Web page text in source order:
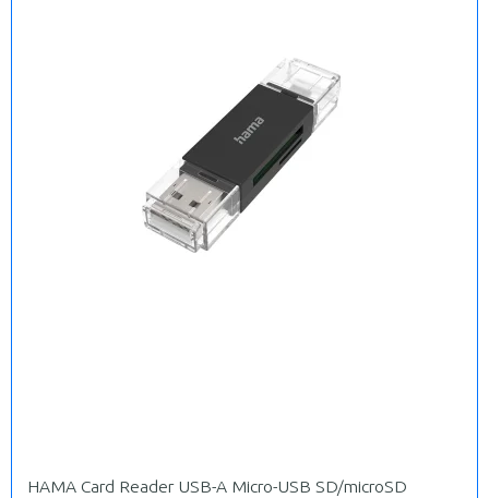
HAMA Card Reader USB-A Micro-USB SD/microSD